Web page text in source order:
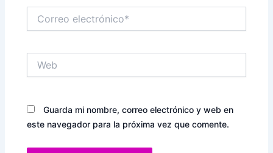
electrónico*
Guarda mi nombre, correo electrónico y web en
este navegador para la próxima vez que comente.